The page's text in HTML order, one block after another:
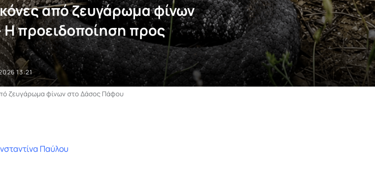
από ζευγάρωμα φίνων
προειδοποίηση προς
13:21
ζευγάρωμα φίνων στο Δάσος Πάφου
Παύλου